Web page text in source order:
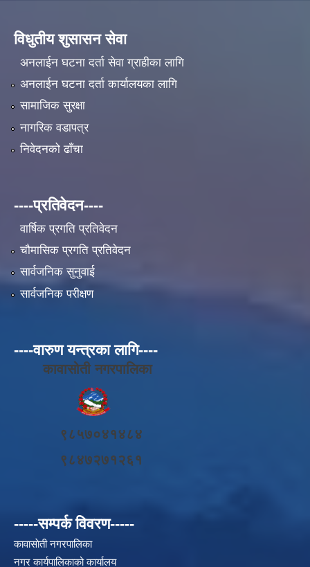
विधुतीय शुसासन सेवा
अनलाईन घटना दर्ता सेवा ग्राहीका लागि
अनलाईन घटना दर्ता कार्यालयका लागि
सामाजिक सुरक्षा
नागरिक वडापत्र
निवेदनको ढाँचा
----प्रतिवेदन----
वार्षिक प्रगति प्रतिवेदन
चौमासिक प्रगति प्रतिवेदन
सार्वजनिक सुनुवाई
सार्वजनिक परीक्षण
----वारुण यन्त्रका लागि----
कावासोती नगरपालिका
९८५७०४१४८४
९८४७२७१२६१
-----सम्पर्क विवरण-----
कावासाेती नगरपालिका
नगर कार्यपालिकाको कार्यालय